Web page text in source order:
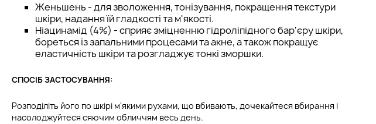
Женьшень - для зволоження, тонізування, покращення текстури
шкіри, надання їй гладкості та м'якості.
Ніацинамід (4%) - сприяє зміцненню гідроліпідного бар'єру шкіри,
бореться із запальними процесами та акне, а також покращує
еластичність шкіри та розгладжує тонкі зморшки.
СПОСІБ ЗАСТОСУВАННЯ:
Розподіліть його по шкірі м'якими рухами, що вбивають, дочекайтеся вбирання і
насолоджуйтеся сяючим обличчям весь день.